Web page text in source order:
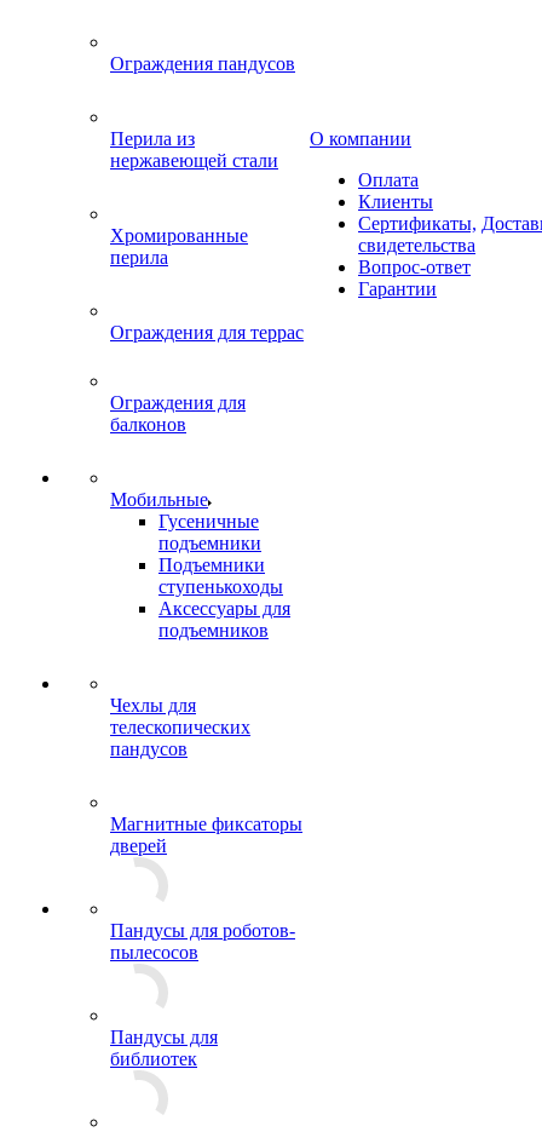
Ограждения пандусов
Перила из
нержавеющей стали
Хромированные
перила
Ограждения для террас
Ограждения для
балконов
Мобильные
Гусеничные
подъемники
Подъемники
ступенькоходы
Аксессуары для
подъемников
Чехлы для
телескопических
пандусов
Магнитные фиксаторы
дверей
Пандусы для роботов-
пылесосов
Пандусы для
библиотек
О компании
Оплата
Клиенты
Сертификаты,
свидетельства
Вопрос-ответ
Гарантии